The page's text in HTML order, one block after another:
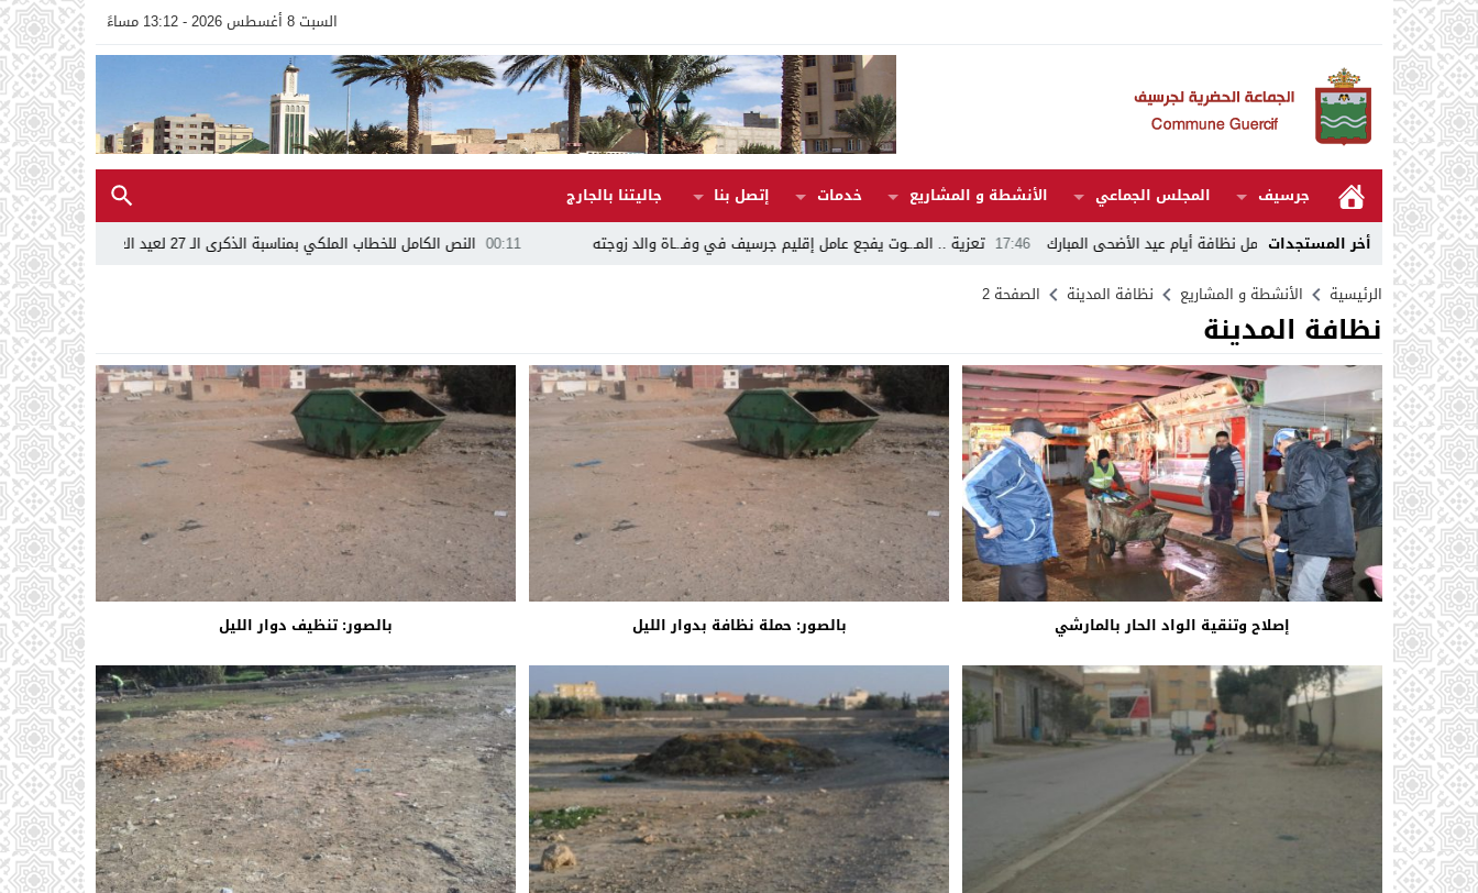
السبت 8 أغسطس 2026 - 13:12 مساءً
جرسيف المجلس الجماعي الأنشطة و المشاريع خدمات إتصل بنا
جاليتنا بالجارج
أخر المستجدات
00:11 النص الكامل للخطاب الملكي بمناسبة الذكرى الـ 27 لعيد العرش 00:34 تهنئة عيد العرش احترام برنامج عمل نظافة أيام عيد الأضحى المبارك 17:46 تعزية .. المـ.ـوت يفجع عامل إقليم جرسيف في وفـ.ـاة والد زوجته
الرئيسية
الأنشطة و المشاريع نظافة المدينة الصفحة 2
نظافة المدينة
إصلاح وتنقية الواد الحار بالمارشي بالصور: حملة نظافة بدوار الليل بالصور: تنظيف دوار الليل